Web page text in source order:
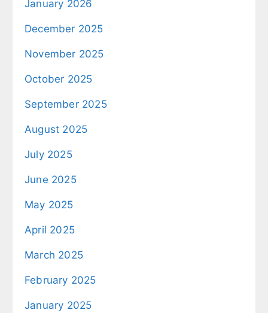
January 2026
December 2025
November 2025
October 2025
September 2025
August 2025
July 2025
June 2025
May 2025
April 2025
March 2025
February 2025
January 2025